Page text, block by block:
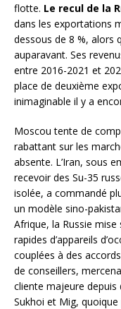
flotte. Le recul de la
dans les exportations
dessous de 8 %, alors
auparavant. Ses
entre 2016-2021 et
place de deuxième
inimaginable il y a
Moscou tente de
rabattant sur les
absente. L’Iran, sous
recevoir des Su-35
isolée, a commandé
un modèle sino-
Afrique, la Russie
rapides d’appareils
couplées à des
de conseillers,
cliente majeure depuis
Sukhoi et Mig,